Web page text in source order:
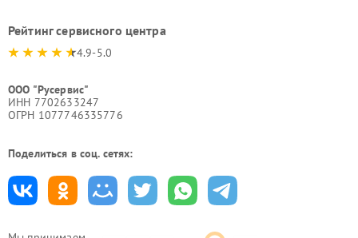
Рейтинг сервисного центра
4.9-5.0
ООО "Русервис"
ИНН 7702633247
ОГРН 1077746335776
Поделиться в соц. сетях: